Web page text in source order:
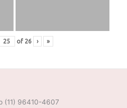
of 26 › »
(11) 96410-4607